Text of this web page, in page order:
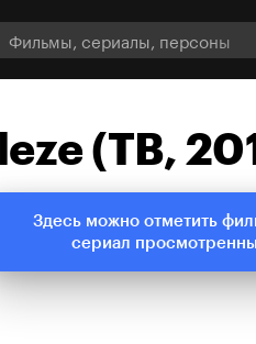
(ТВ,
Здесь можно отметить
сериал